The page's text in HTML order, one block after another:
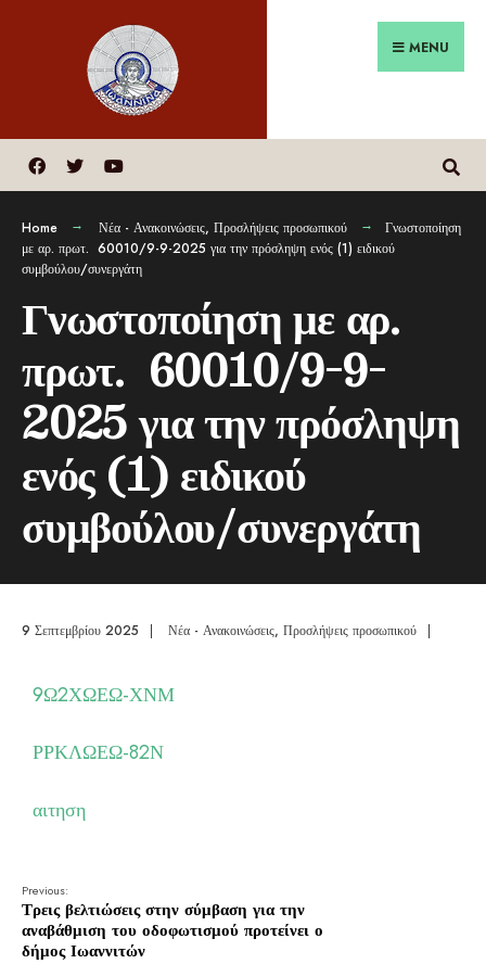
MENU
Home Νέα - Ανακοινώσεις, Προσλήψεις προσωπικού
Γνωστοποίηση
με αρ. πρωτ. 60010/9-9-2025 για την πρόσληψη ενός (1) ειδικού
συμβούλου/συνεργάτη
Γνωστοποίηση με αρ.
πρωτ. 60010/9-9-
2025 για την πρόσληψη
ενός (1) ειδικού
συμβούλου/συνεργάτη
9 Σεπτεμβρίου 2025 | Νέα - Ανακοινώσεις, Προσλήψεις προσωπικού |
9Ω2ΧΩΕΩ-ΧΝΜ
ΡΡΚΛΩΕΩ-82Ν
αιτηση
Previous:
Τρεις βελτιώσεις στην σύμβαση για την
αναβάθμιση του οδοφωτισμού προτείνει ο
δήμος Ιωαννιτών